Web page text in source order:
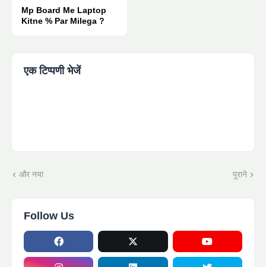
Mp Board Me Laptop
Kitne % Par Milega ?
एक टिप्पणी भेजें
और नया पुराने
Follow Us